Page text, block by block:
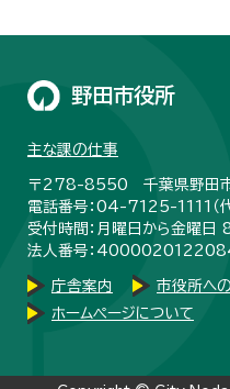
野田市役所
主な課の仕事
〒278-8550 千葉県野田市
電話番号：04-7125-1111（代
受付時間：月曜日から金曜日
法人番号：
庁舎案内 市役所へ
ホームページについて